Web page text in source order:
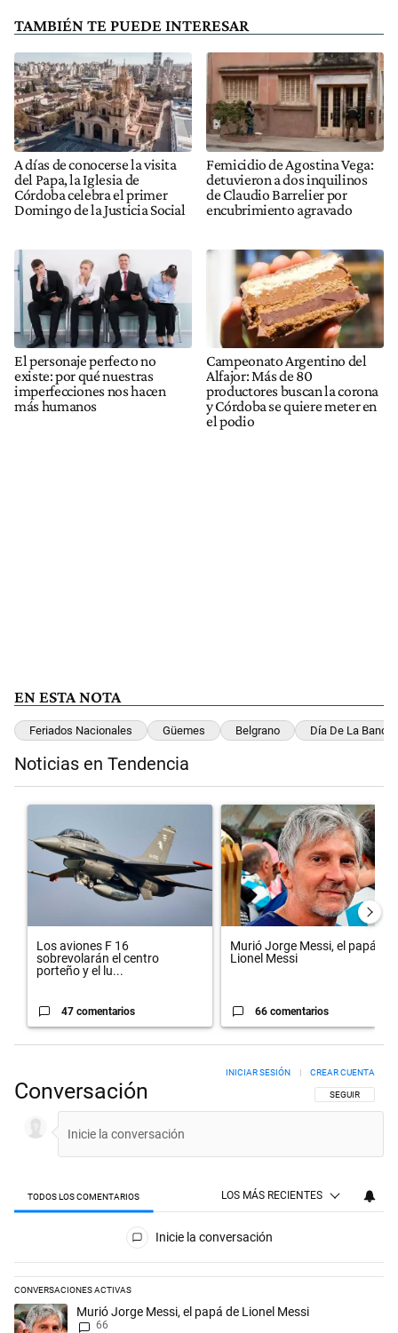
TAMBIÉN TE PUEDE INTERESAR
A días de conocerse la visita
del Papa, la Iglesia de
Córdoba celebra el primer
Domingo de la Justicia Social
Femicidio de Agostina Vega:
detuvieron a dos inquilinos
de Claudio Barrelier por
encubrimiento agravado
El personaje perfecto no
existe: por qué nuestras
imperfecciones nos hacen
más humanos
Campeonato Argentino del
Alfajor: Más de 80
productores buscan la corona
y Córdoba se quiere meter en
el podio
EN ESTA NOTA
Feriados Nacionales Güemes Belgrano Día De La
Noticias en Tendencia
Un artículo de tendencia con el título "Los aviones F 16
Los aviones F 16
sobrevolarán el centro
porteño y el lu...
47 comentarios
Un artículo de tendencia con el
Murió Jorge Messi, el papá de
Lionel Messi
66 comentarios
Conversación SIGA ESTA
SEGUIR
INICIAR SESIÓN CREAR CUENTA
TODOS LOS COMENTARIOS LOS MÁS RECIENTES
Todos los comentarios
Inicie la conversación
CONVERSACIONES ACTIVAS
Este listado muestra los artículos con más comentarios en los
Un artículo de tendencia con el título "Murió Jorge Messi, el papá de
Murió Jorge Messi, el papá de Lionel Messi
66